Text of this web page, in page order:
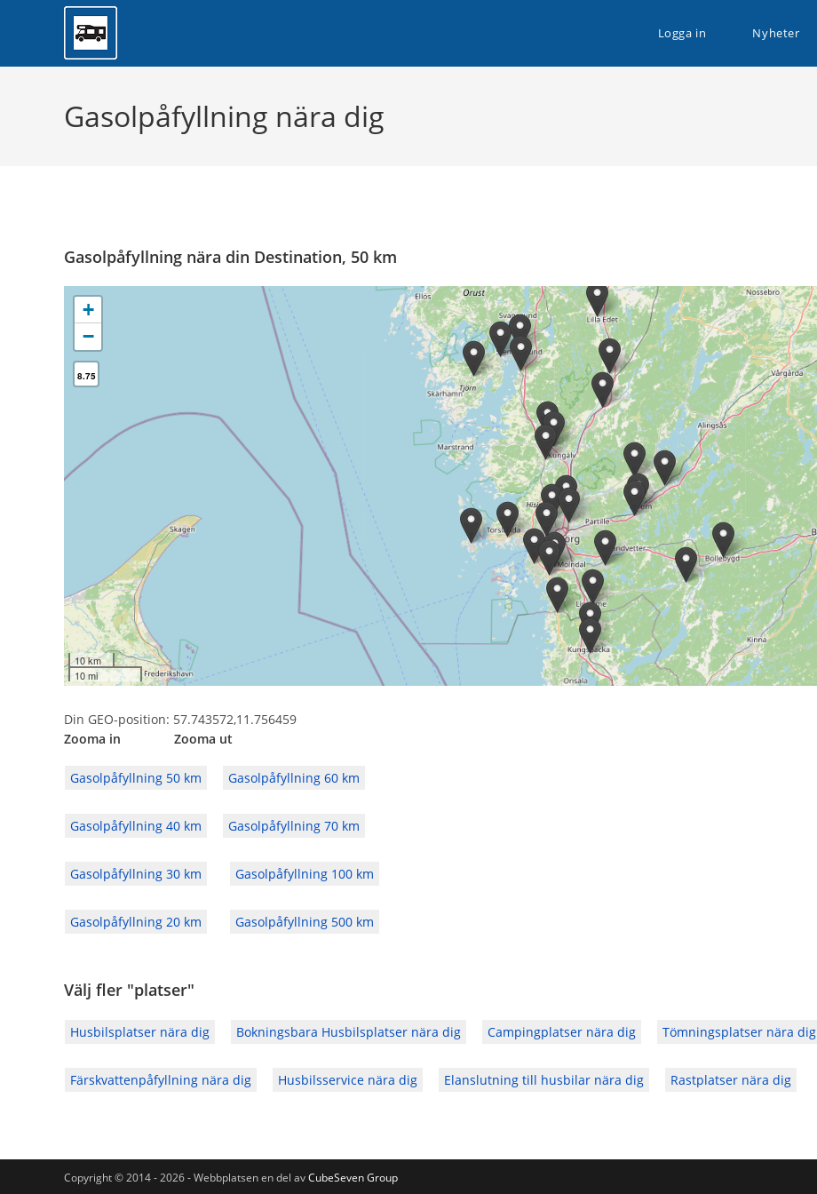
Logga in Nyheter
Gasolpåfyllning nära dig
Gasolpåfyllning nära din Destination, 50 km
+
−
8.75
10 km
10 mi
Din GEO-position: 57.743572,11.756459
Zooma in Zooma ut
Gasolpåfyllning 50 km Gasolpåfyllning 60 km
Gasolpåfyllning 40 km Gasolpåfyllning 70 km
Gasolpåfyllning 30 km Gasolpåfyllning 100 km
Gasolpåfyllning 20 km Gasolpåfyllning 500 km
Välj fler "platser"
Husbilsplatser nära dig Bokningsbara Husbilsplatser nära dig Campingplatser nära dig Tömningsplatser nära dig
Färskvattenpåfyllning nära dig Husbilsservice nära dig Elanslutning till husbilar nära dig Rastplatser nära dig
Copyright © 2014 - 2026 - Webbplatsen en del avCubeSeven Group
Planera din husbilssemester med Husbilsplatsguiden Premium!